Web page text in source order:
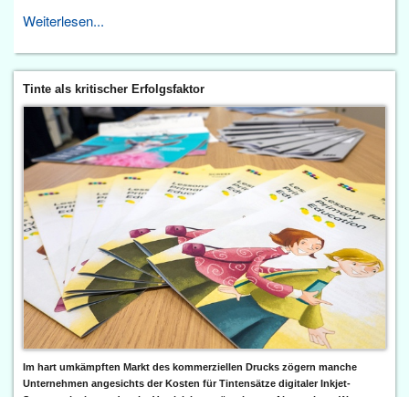
Weiterlesen...
Tinte als kritischer Erfolgsfaktor
Im hart umkämpften Markt des kommerziellen Drucks zögern manche
Unternehmen angesichts der Kosten für Tintensätze digitaler Inkjet-